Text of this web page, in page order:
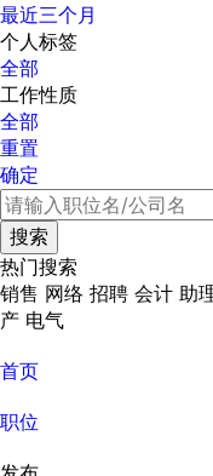
最近三个月
个人标签
全部
工作性质
全部
重置
确定
热门搜索
销售 网络 招聘 会计 助
产 电气
首页
职位